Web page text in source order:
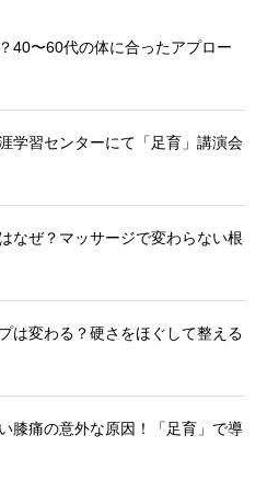
40〜60代の体に合ったアプロー
学習センターにて「足育」講演会
なぜ？マッサージで変わらない根
は変わる？硬さをほぐして整える
膝痛の意外な原因！「足育」で導